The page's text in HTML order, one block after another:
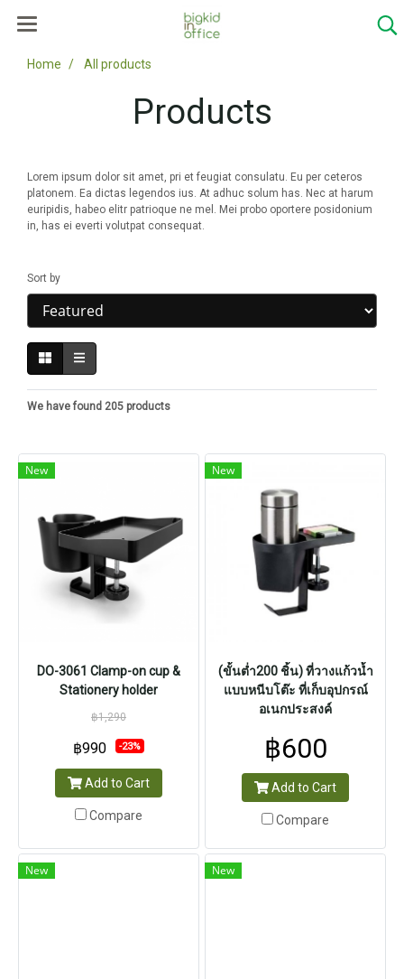
Home All products
Products
Lorem ipsum dolor sit amet, pri et feugiat consulatu. Eu per ceteros
platonem. Ea dictas legendos ius. At adhuc solum has. Nec at harum
euripidis, habeo elitr patrioque ne mel. Mei probo oportere posidonium
in, has ei everti volutpat consequat.
Sort by
We have found 205 products
New
DO-3061 Clamp-on cup &
Stationery holder
฿1,290
฿990 -23%
Add to Cart
Compare
New
(ขั้นต่ำ200 ชิ้น) ที่วางแก้วน้ำ
แบบหนีบโต๊ะ ที่เก็บอุปกรณ์
อเนกประสงค์
฿600
Add to Cart
Compare
New New